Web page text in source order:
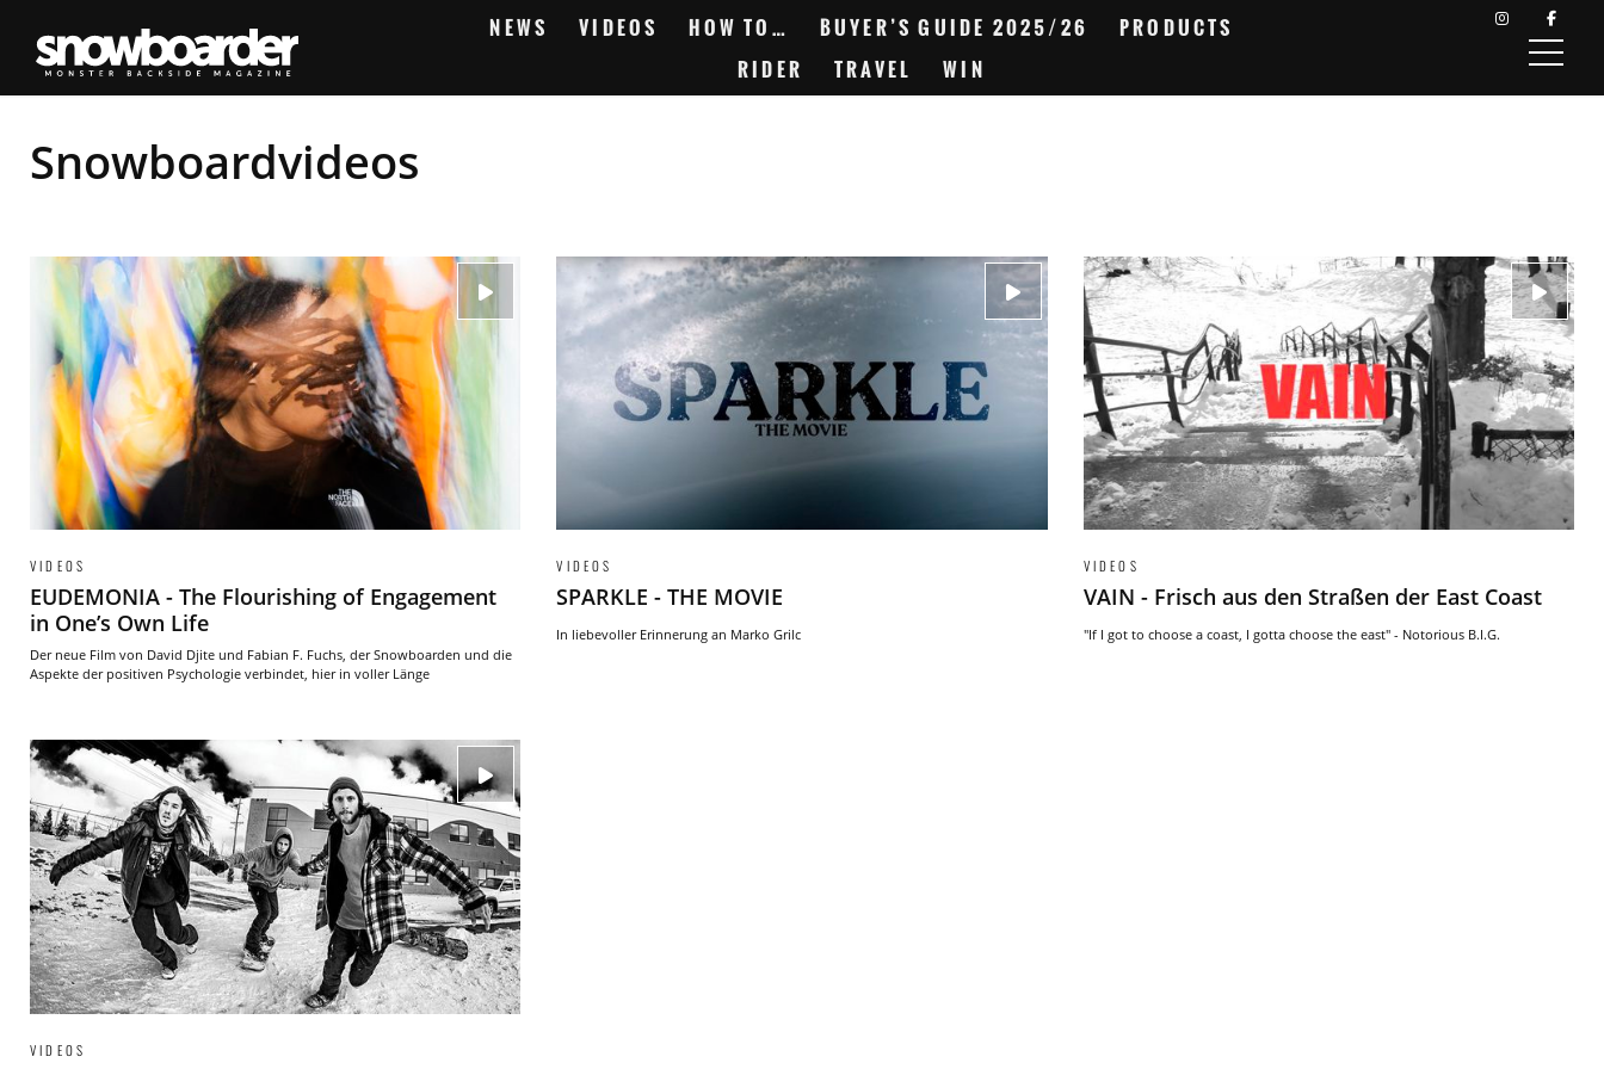
NEWS VIDEOS HOW TO… BUYER’S GUIDE 2025/26
PRODUCTS
RIDER
TRAVEL WIN
Snowboardvideos
VIDEOS
EUDEMONIA - The Flourishing of Engagement
in One’s Own Life
Der neue Film von David Djite und Fabian F. Fuchs, der Snowboarden und die
Aspekte der positiven Psychologie verbindet, hier in voller Länge
VIDEOS
SPARKLE - THE MOVIE
In liebevoller Erinnerung an Marko Grilc
VIDEOS
VAIN - Frisch aus den Straßen der East Coast
"If I got to choose a coast, I gotta choose the east" - Notorious B.I.G.
VIDEOS